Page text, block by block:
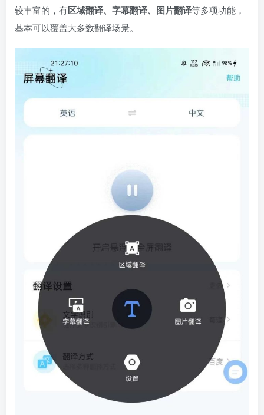
较丰富的，有区域翻译、字幕翻译、图片翻译等多项功能，
基本可以覆盖大多数翻译场景。